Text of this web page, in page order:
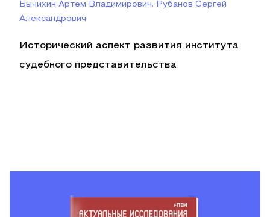
Бычихин Артем Владимирович, Рубанов Сергей
Александрович
Исторический аспект развития института
судебного представительства